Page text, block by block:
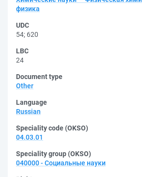
физика
UDC
54; 620
LBC
24
Document type
Other
Language
Russian
Speciality code (OKSO)
04.03.01
Speciality group (OKSO)
040000 - Социальные науки